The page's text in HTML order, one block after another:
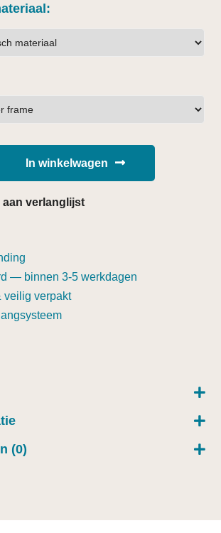
In winkelwagen
aan verlanglijst
— binnen 3-5 werkdagen
veilig verpakt
(0)